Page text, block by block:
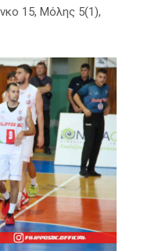
15, Μόλης 5(1),